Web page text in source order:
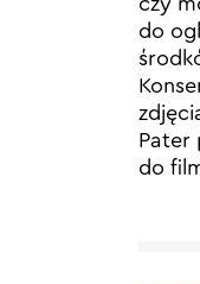
do
Pater
do